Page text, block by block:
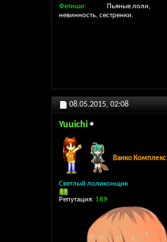
Фетиши
Пьяные лоли,
невинность, сестренки.
08.05.2015, 02:08
Yuuichi
Ванко Комплекс
Светлый лоликонщик
Репутация: 189